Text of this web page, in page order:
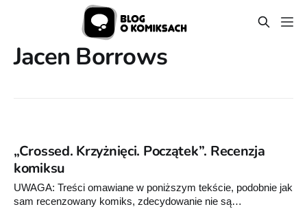
Jacen Borrows
„Crossed. Krzyżnięci. Początek”. Recenzja
komiksu
UWAGA: Treści omawiane w poniższym tekście, podobnie jak
sam recenzowany komiks, zdecydowanie nie są